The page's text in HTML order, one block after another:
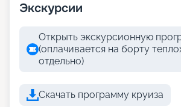
Экскурсии
Открыть экскурсионную
(оплачивается на борту
отдельно)
Скачать программу круиза